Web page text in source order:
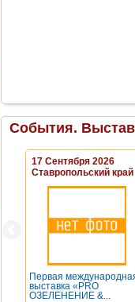
События.
17 Сентября 2026
Ставропольский край
Первая
выставка «PRO
ОЗЕЛЕНЕНИЕ &...